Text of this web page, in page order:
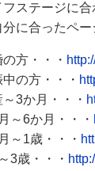
フステージに合
分に合ったペー
方・・・
の方・・・
～3か月・・・
～6か月・・・
～1歳・・・
3歳・・・